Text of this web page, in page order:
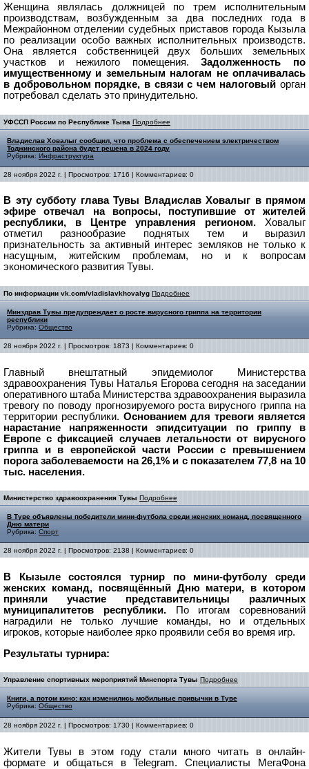
Женщина являлась должницей по трем исполнительным
производствам, возбужденным за два последних года в
Межрайонном отделении судебных приставов города Кызыла
по реализации особо важных исполнительных производств.
Она является собственницей двух больших земельных
участков и нежилого помещения.Задолженность по
имущественному и земельным налогам не оплачивалась
в добровольном порядке, в связи с чем налоговый орган
потребовал сделать это принудительно.
УФССП России по Республике Тыва Подробнее
Владислав Ховалыг сообщил, что проблема с обеспечением электричеством
Тоджинского района будет решена в 2024 году
Рубрика: Инфраструктура
28 ноября 2022 г. | Просмотров: 1716 | Комментариев: 0
В эту субботу глава Тувы Владислав Ховалыг в прямом
эфире отвечал на вопросы, поступившие от жителей
республики, в Центре управления регионом. Ховалыг
отметил разнообразие поднятых тем и выразил
признательность за активный интерес земляков не только к
насущным, житейским проблемам, но и к вопросам
экономического развития Тувы.
По информации vk.com/vladislavkhovalyg Подробнее
Минздрав Тувы предупреждает о росте вирусного гриппа на территории
республики
Рубрика: Общество
28 ноября 2022 г. | Просмотров: 1873 | Комментариев: 0
Главный внештатный эпидемиолог Министерства
здравоохранения Тувы Наталья Егорова сегодня на заседании
оперативного штаба Министерства здравоохранения выразила
тревогу по поводу прогнозируемого роста вирусного гриппа на
территории республики. Основанием для тревоги является
нарастание напряженности эпидситуации по гриппу в
Европе с фиксацией случаев летальности от вирусного
гриппа и в европейской части России с превышением
порога заболеваемости на 26,1% и с показателем 77,8 на 10
тыс. населения.
Министерство здравоохранения Тувы Подробнее
В Туве объявлены победители мини-футбола среди женских команд, посвященного
Дню матери
Рубрика: Спорт
28 ноября 2022 г. | Просмотров: 2138 | Комментариев: 0
В Кызыле состоялся турнир по мини-футболу среди
женских команд, посвящённый Дню матери, в котором
приняли участие представительницы различных
муниципалитетов республики.
По итогам соревнований
наградили не только лучшие команды, но и отдельных
игроков, которые наиболее ярко проявили себя во время игр.
Результаты турнира:
Управление спортивных мероприятий Минспорта Тувы Подробнее
Книги, а потом кино: как изменились мобильные привычки в Туве
Рубрика: Общество
28 ноября 2022 г. | Просмотров: 1730 | Комментариев: 0
Жители Тувы в этом году стали много читать в онлайн-
формате и общаться в Telegram. Специалисты МегаФона